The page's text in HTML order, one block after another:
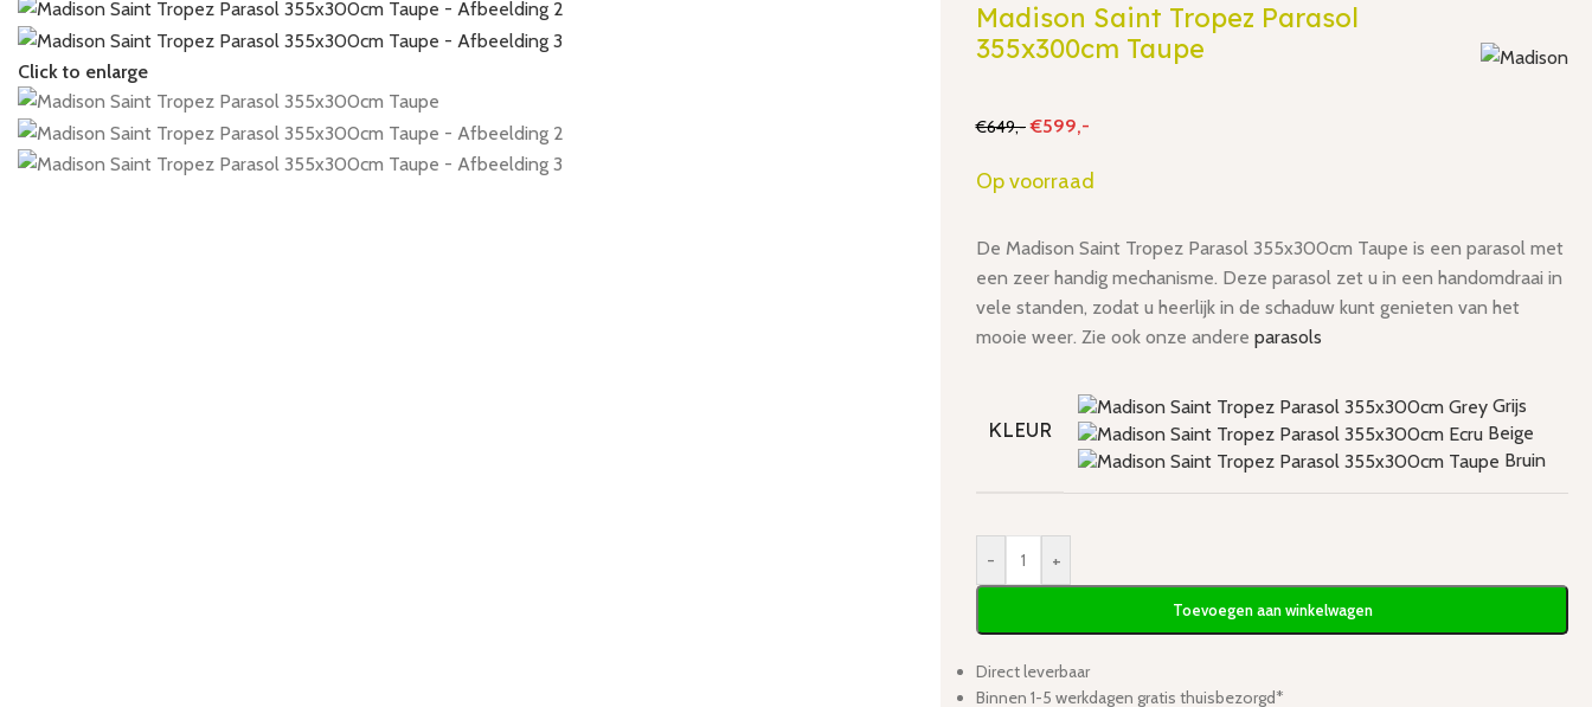
Click to enlarge
Madison Saint Tropez Parasol
355x300cm Taupe
€649,- €599,-
Op voorraad
De Madison Saint Tropez Parasol 355x300cm Taupe is een parasol met
een zeer handig mechanisme. Deze parasol zet u in een handomdraai in
vele standen, zodat u heerlijk in de schaduw kunt genieten van het
mooie weer. Zie ook onze andere parasols
KLEUR
Grijs
Beige
Bruin
- +
Toevoegen aan winkelwagen
Direct leverbaar
Binnen 1-5 werkdagen gratis thuisbezorgd*